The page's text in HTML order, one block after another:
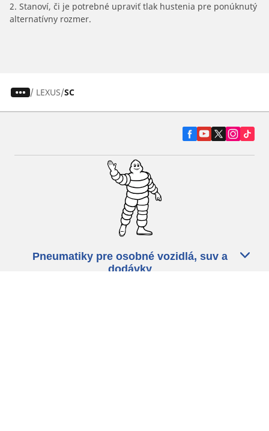
2. Stanoví, či je potrebné upraviť tlak hustenia pre ponúknutý
alternatívny rozmer.
/ LEXUS SC
Pneumatiky pre osobné vozidlá, suv a
dodávky